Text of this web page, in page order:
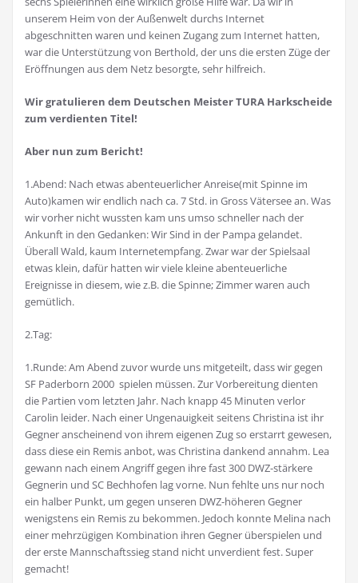
unserem Heim von der Außenwelt durchs Internet
abgeschnitten waren und keinen Zugang zum Internet hatten,
war die Unterstützung von Berthold, der uns die ersten Züge der
Eröffnungen aus dem Netz besorgte, sehr hilfreich.
Wir gratulieren dem Deutschen Meister TURA Harkscheide
zum verdienten Titel!
Aber nun zum Bericht!
1.Abend: Nach etwas abenteuerlicher Anreise(mit Spinne im
Auto)kamen wir endlich nach ca. 7 Std. in Gross Vätersee an. Was
wir vorher nicht wussten kam uns umso schneller nach der
Ankunft in den Gedanken: Wir Sind in der Pampa gelandet.
Überall Wald, kaum Internetempfang. Zwar war der Spielsaal
etwas klein, dafür hatten wir viele kleine abenteuerliche
Ereignisse in diesem, wie z.B. die Spinne; Zimmer waren auch
gemütlich.
2.Tag:
1.Runde: Am Abend zuvor wurde uns mitgeteilt, dass wir gegen
SF Paderborn 2000 spielen müssen. Zur Vorbereitung dienten
die Partien vom letzten Jahr. Nach knapp 45 Minuten verlor
Carolin leider. Nach einer Ungenauigkeit seitens Christina ist ihr
Gegner anscheinend von ihrem eigenen Zug so erstarrt gewesen,
dass diese ein Remis anbot, was Christina dankend annahm. Lea
gewann nach einem Angriff gegen ihre fast 300 DWZ-stärkere
Gegnerin und SC Bechhofen lag vorne. Nun fehlte uns nur noch
ein halber Punkt, um gegen unseren DWZ-höheren Gegner
wenigstens ein Remis zu bekommen. Jedoch konnte Melina nach
einer mehrzügigen Kombination ihren Gegner überspielen und
der erste Mannschaftssieg stand nicht unverdient fest. Super
gemacht!